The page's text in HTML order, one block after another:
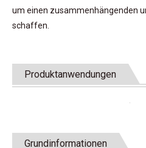
um einen zusammenhängenden
schaffen.
Produktanwendungen
Grundinformationen